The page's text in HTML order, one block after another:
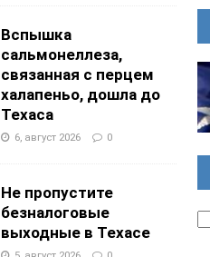
Вспышка
сальмонеллеза,
связанная с перцем
халапеньо, дошла до
Техаса
6, август 2026 0
Не пропустите
безналоговые
выходные в Техасе